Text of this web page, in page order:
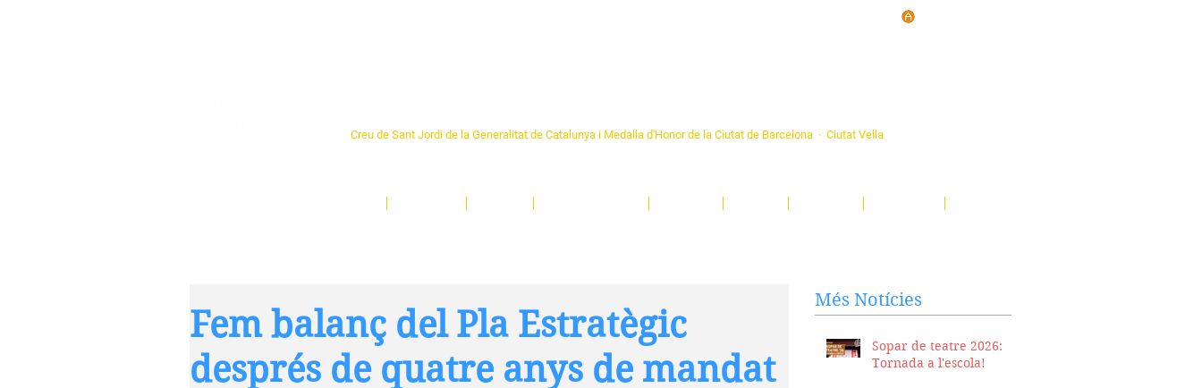
Creu de Sant Jordi de la Generalitat de Catalunya i Medalla d'Honor de la Ciutat de Barcelona · Ciutat Vella
Fem balanç del Pla Estratègic
després de quatre anys de mandat
Més Notícies
Sopar de teatre 2026:
Tornada a l'escola!